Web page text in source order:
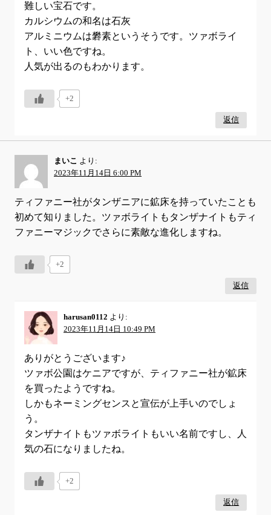
難しい宝石です。
カルシウムの和名は石灰
アルミニウムは礬素というそうです。ツァボライ
ト、いい色ですね。
人気が出るのもわかります。
+2
返信
まいこ より:
2023年11月14日 6:00 PM
ティファニー社がタンザニアに鉱床を持っていたことも
初めて知りました。ツァボライトもタンザナイトもティ
ファニーマジックでさらに素敵な進化しますね。
+2
返信
harusan0112 より:
2023年11月14日 10:49 PM
ありがとうございます♪
ツァボ公園はケニアですが、ティファニー社が鉱床
を買ったようですね。
しかもネーミングセンスと宣伝が上手いのでしょ
う。
タンザナイトもツァボライトもいい名前ですし、人
気の石になりましたね。
+2
返信